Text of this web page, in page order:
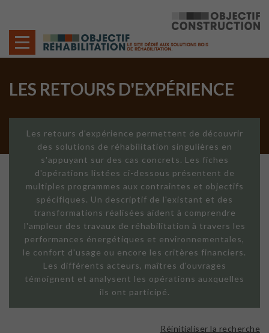
LES RETOURS D'EXPÉRIENCE
Les retours d'expérience permettent de découvrir
des solutions de réhabilitation singulières en
s'appuyant sur des cas concrets. Les fiches
d'opérations listées ci-dessous présentent de
multiples programmes aux contraintes et objectifs
spécifiques. Un descriptif de l'existant et des
transformations réalisées aident à comprendre
l'ampleur des travaux de réhabilitation à travers les
performances énergétiques et environnementales,
le confort d'usage ou encore les critères financiers.
Les différents acteurs, maîtres d'ouvrages
témoignent et analysent les opérations auxquelles
ils ont participé.
Réinitialiser la recherche